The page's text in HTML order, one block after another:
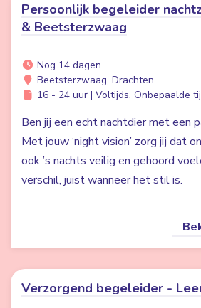
Persoonlijk begeleider
& Beetsterzwaag
Nog 14 dagen
Beetsterzwaag, Drachten
16 - 24 uur | Voltijds, Onbepaalde
Ben jij een echt nachtdier met een
Met jouw ‘night vision’ zorg jij dat
ook ’s nachts veilig en gehoord
verschil, juist wanneer het stil is.
Verzorgend begeleider -